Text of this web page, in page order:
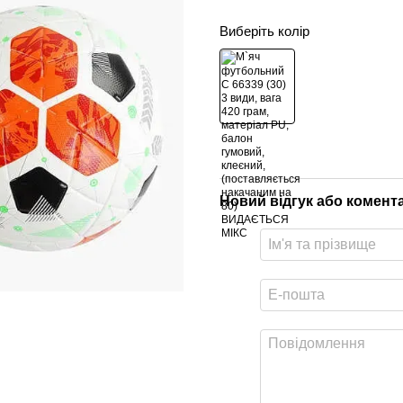
Виберіть колір
Новий відгук або